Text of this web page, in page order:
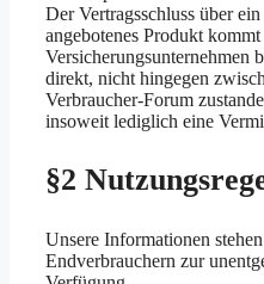
Der Vertragsschluss über
angebotenes Produkt
Versicherungsunternehmen
direkt, nicht hingegen
Verbraucher-Forum
insoweit lediglich eine
§2
Unsere Informationen
Endverbrauchern zur